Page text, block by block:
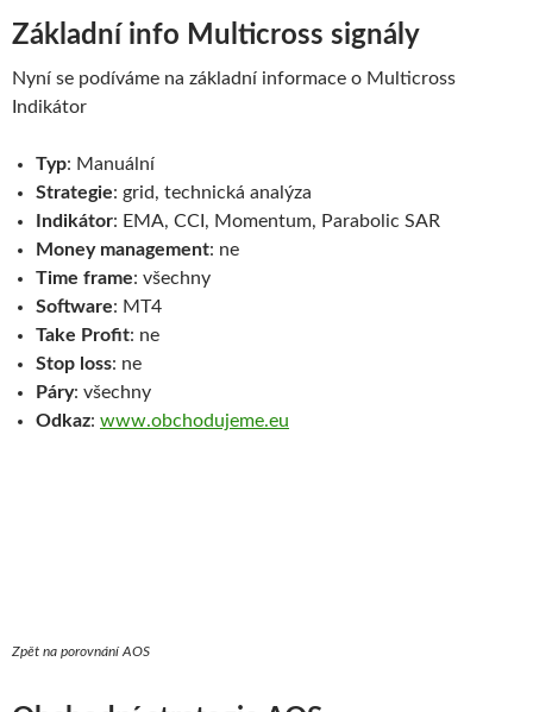
Základní info Multicross signály
Nyní se podíváme na základní informace o Multicross
Indikátor
Typ: Manuální
Strategie: grid, technická analýza
Indikátor: EMA, CCI, Momentum, Parabolic SAR
Money management: ne
Time frame: všechny
Software: MT4
Take Profit: ne
Stop loss: ne
Páry: všechny
Odkaz: www.obchodujeme.eu
Zpět na porovnání AOS